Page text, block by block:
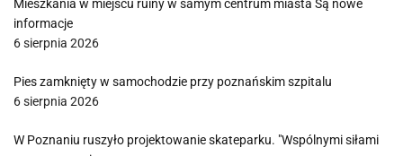
Mieszkania w miejscu ruiny w samym centrum miasta Są nowe
informacje
6 sierpnia 2026
Pies zamknięty w samochodzie przy poznańskim szpitalu
6 sierpnia 2026
W Poznaniu ruszyło projektowanie skateparku. "Wspólnymi siłami